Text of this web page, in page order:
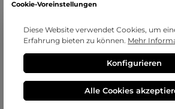
Cookie-Voreinstellungen
Diese Website verwendet Cookies, um
Erfahrung bieten zu können. Mehr
Konfigurieren
Alle Cookies